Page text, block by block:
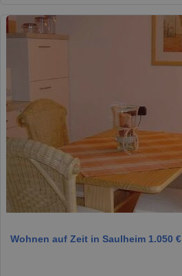
Wohnen auf Zeit in Saulheim 1.050 €